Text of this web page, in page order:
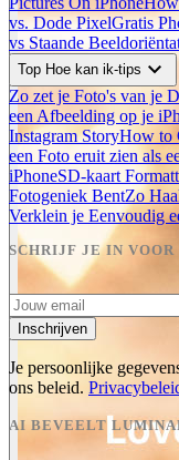
vs. Dode PixelGratis
vs Staande
Top Hoe kan ik-tips expand_more
Zo zet je Foto's van je
een Afbeelding op je
Instagram StoryHow to
een Foto eruit zien als
iPhoneSD-kaart
Fotogeniek BentZo
Verklein je Eenvoudig
SCHRIJF JE IN
Inschrijven
Je persoonlijke
ons beleid.
AI BEVEELT